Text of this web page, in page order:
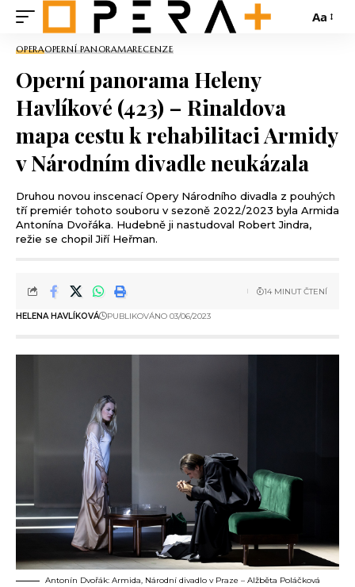
Aa
OPERAOPERNÍ PANORAMARECENZE
Operní panorama Heleny
Havlíkové (423) – Rinaldova
mapa cestu k rehabilitaci Armidy
v Národním divadle neukázala
Druhou novou inscenací Opery Národního divadla z pouhých
tří premiér tohoto souboru v sezoně 2022/2023 byla Armida
Antonína Dvořáka. Hudebně ji nastudoval Robert Jindra,
režie se chopil Jiří Heřman.
HELENA HAVLÍKOVÁ PUBLIKOVÁNO 03/06/2023
14 MINUT ČTENÍ
Antonín Dvořák: Armida, Národní divadlo v Praze – Alžběta Poláčková